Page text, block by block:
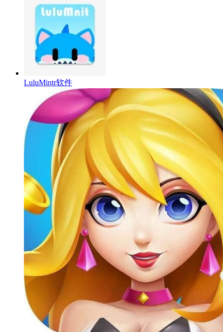
LuluMintr软件